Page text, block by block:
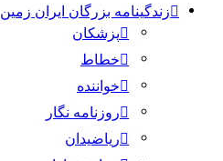
زندگینامه بزرگان ایران زمین
پزشکان
خطاط
خواننده
روزنامه نگار
ریاضیدان